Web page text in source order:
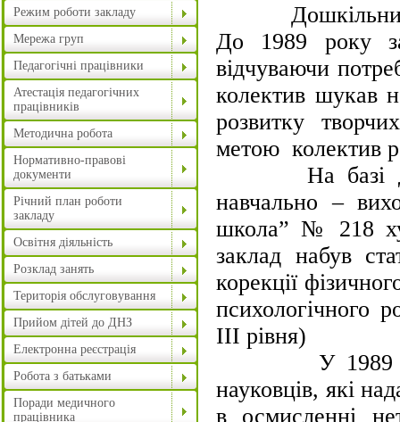
Режим роботи закладу
Мережа груп
Педагогічні працівники
Атестація педагогічних
працівників
Методична робота
Нормативно-правові
документи
Річний план роботи
закладу
Освітня діяльність
Розклад занять
Територія обслуговування
Прийом дітей до ДНЗ
Електронна реєстрація
Робота з батьками
Поради медичного
працівника
Дошкільний
До 1989 року
відчуваючи
колектив шукав
розвитку
метою колектив
На базі
навчально –
школа” № 218
заклад набув
корекції
психологічного
ІІІ рівня)
У 1989 -1992
науковців, які
в осмисленні